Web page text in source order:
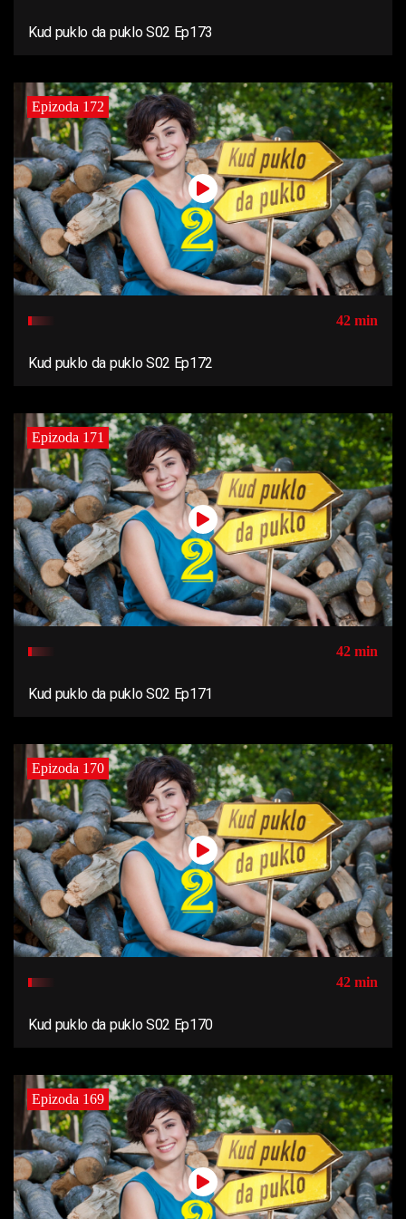
Kud puklo da puklo S02 Ep173
Epizoda 172
42 min
Kud puklo da puklo S02 Ep172
Epizoda 171
42 min
Kud puklo da puklo S02 Ep171
Epizoda 170
42 min
Kud puklo da puklo S02 Ep170
Epizoda 169